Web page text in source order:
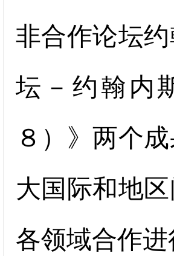
非合作论坛
坛－约翰内
８）》两个
大国际和地
各领域合作